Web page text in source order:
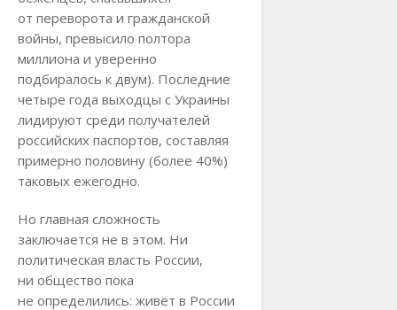
от переворота и гражданской
войны, превысило полтора
миллиона и уверенно
подбиралось к двум). Последние
четыре года выходцы с Украины
лидируют среди получателей
российских паспортов, составляя
примерно половину (более 40%)
таковых ежегодно.
Но главная сложность
заключается не в этом. Ни
политическая власть России,
ни общество пока
не определились: живёт в России